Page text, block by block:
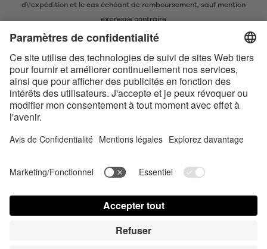
d\'expédition et le cas échéant de remboursement, sauf mention
expresse contraire
* La marque nominative et les logos Bluetooth® sont des marques
utilisation de ces marques par Satisfyer GmbH est soumise à une licence.
Apple, le logo Apple et Apple Watch sont des marques commerciales
d’Apple Inc. Google Play et le logo Google Play sont des marques
commerciales de Google LLC.
Contact us today